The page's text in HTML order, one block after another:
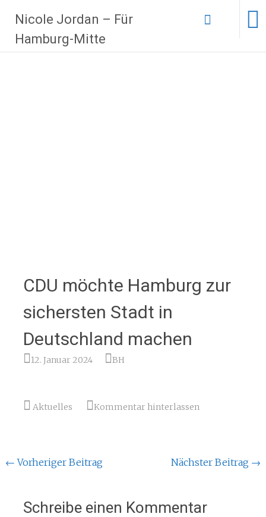
Inhalt
springen
Nicole Jordan – Für
Hamburg-Mitte
CDU möchte Hamburg zur
sichersten Stadt in
Deutschland machen
12. Januar 2024 BH
Aktuelles Kommentar hinterlassen
Beitragsnavigation
← Vorheriger Beitrag Nächster Beitrag →
Schreibe einen Kommentar